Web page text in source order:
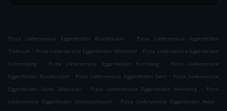
Pizza Lieferservice Eggenfelden Bruckhäuser .
Pizza Lieferservice Eggenfelden
Tiefstadt . Pizza Lieferservice Eggenfelden Mitterhof . Pizza Lieferservice Eggenfelden
Lichtenberg
. Pizza Lieferservice Eggenfelden Kirchberg .
Pizza Lieferservice
Eggenfelden Niederndorf . Pizza Lieferservice Eggenfelden Gern . Pizza Lieferservice
Eggenfelden Sankt Sebastian
. Pizza Lieferservice Eggenfelden Weinberg .
Pizza
Lieferservice Eggenfelden Untereschlbach
. Pizza Lieferservice Eggenfelden Axöd
.